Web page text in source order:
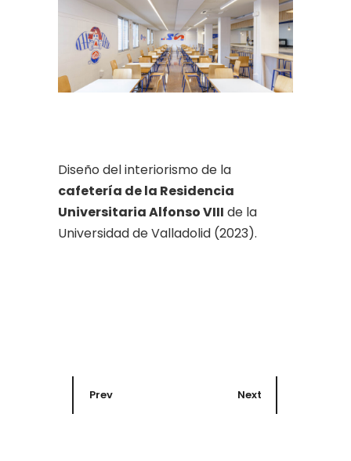
Diseño del interiorismo de la
cafetería de la Residencia
Universitaria Alfonso VIII de la
Universidad de Valladolid (2023).
Prev Next